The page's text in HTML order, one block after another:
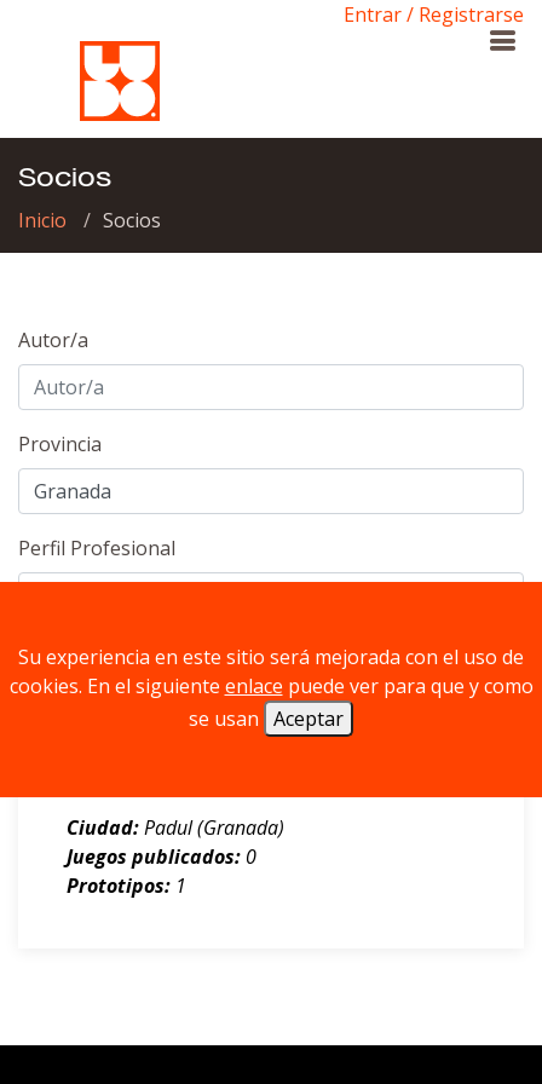
Entrar / Registrarse
Socios
Inicio Socios
Autor/a
Provincia
Perfil Profesional
Ferran Aznar Tudo
Ciudad:Padul (Granada)
Juegos publicados: 0
Prototipos: 1
Su experiencia en este sitio será mejorada con el uso de
cookies. En el siguiente enlace puede ver para que y como
se usan Aceptar